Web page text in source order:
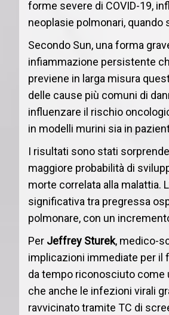
forme severe di COVID-19,
neoplasie polmonari, quando
Secondo Sun, una forma
infiammazione persistente
previene in larga misura
delle cause più comuni di
influenzare il rischio
in modelli murini sia in
I risultati sono stati
maggiore probabilità di
morte correlata alla malattia.
significativa tra pregressa
polmonare, con un
Per Jeffrey Sturek, medico-
implicazioni immediate per il
da tempo riconosciuto come
che anche le infezioni virali
ravvicinato tramite TC di